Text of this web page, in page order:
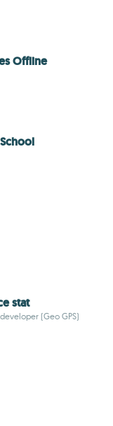
Offline
stat
(Geo GPS)